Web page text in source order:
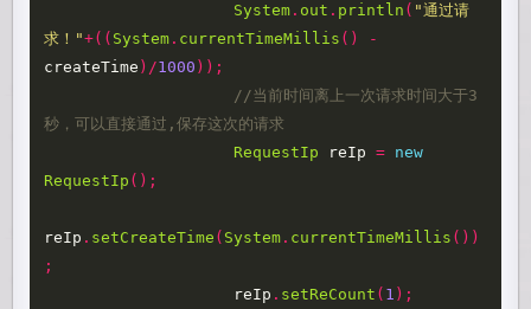
System . out . println ( "通过请
求！"+(( System . currentTimeMillis ()
-
createTime )/1000 ));
//当前时间离上一次请求时间大于3
秒，可以直接通过,保存这次的请求
RequestIp
reIp = new
RequestIp ();
reIp . setCreateTime ( System . currentTimeMillis ())
;
reIp . setReCount ( 1 );